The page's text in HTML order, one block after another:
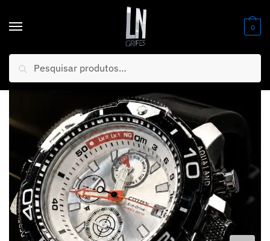
0
Início Relógios / Masculino /